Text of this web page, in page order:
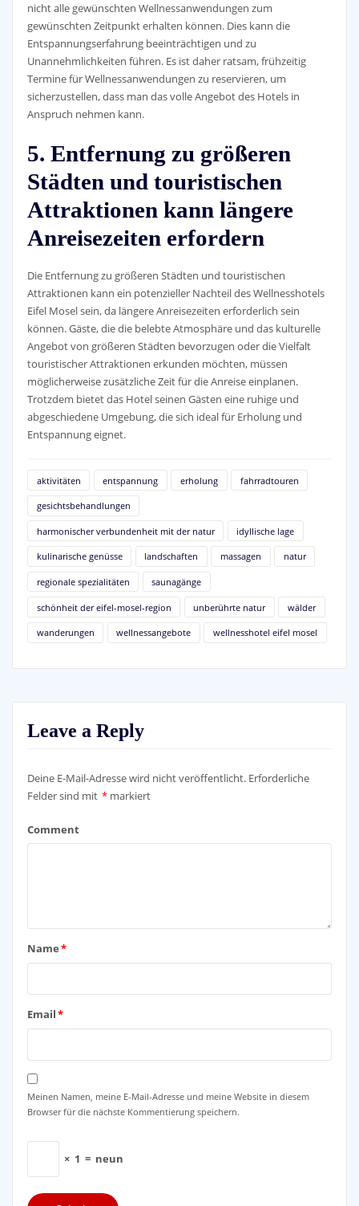
nicht alle gewünschten Wellnessanwendungen zum
gewünschten Zeitpunkt erhalten können. Dies kann die
Entspannungserfahrung beeinträchtigen und zu
Unannehmlichkeiten führen. Es ist daher ratsam, frühzeitig
Termine für Wellnessanwendungen zu reservieren, um
sicherzustellen, dass man das volle Angebot des Hotels in
Anspruch nehmen kann.
5. Entfernung zu größeren
Städten und touristischen
Attraktionen kann längere
Anreisezeiten erfordern
Die Entfernung zu größeren Städten und touristischen
Attraktionen kann ein potenzieller Nachteil des Wellnesshotels
Eifel Mosel sein, da längere Anreisezeiten erforderlich sein
können. Gäste, die die belebte Atmosphäre und das kulturelle
Angebot von größeren Städten bevorzugen oder die Vielfalt
touristischer Attraktionen erkunden möchten, müssen
möglicherweise zusätzliche Zeit für die Anreise einplanen.
Trotzdem bietet das Hotel seinen Gästen eine ruhige und
abgeschiedene Umgebung, die sich ideal für Erholung und
Entspannung eignet.
aktivitäten entspannung erholung fahrradtouren
gesichtsbehandlungen
harmonischer verbundenheit mit der natur idyllische lage
kulinarische genüsse landschaften massagen natur
regionale spezialitäten saunagänge
schönheit der eifel-mosel-region unberührte natur wälder
wanderungen wellnessangebote wellnesshotel eifel mosel
Leave a Reply
Deine E-Mail-Adresse wird nicht veröffentlicht. Erforderliche
Felder sind mit * markiert
Comment
Name*
Email*
Meinen Namen, meine E-Mail-Adresse und meine Website in diesem
Browser für die nächste Kommentierung speichern.
× 1 = neun